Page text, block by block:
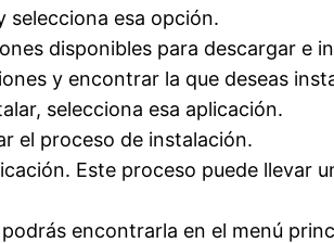
selecciona esa opción.
disponibles para descargar e
y encontrar la que deseas
selecciona esa aplicación.
el proceso de instalación.
Este proceso puede llevar
encontrarla en el menú